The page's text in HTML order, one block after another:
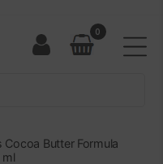
0
Cocoa Butter Formula